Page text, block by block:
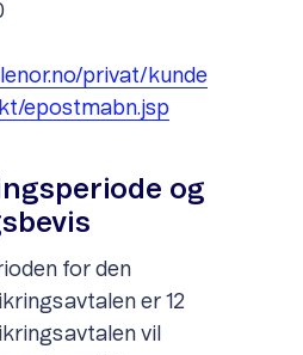
privat/kunde
epostmabn.jsp
og
for den
er 12
vil